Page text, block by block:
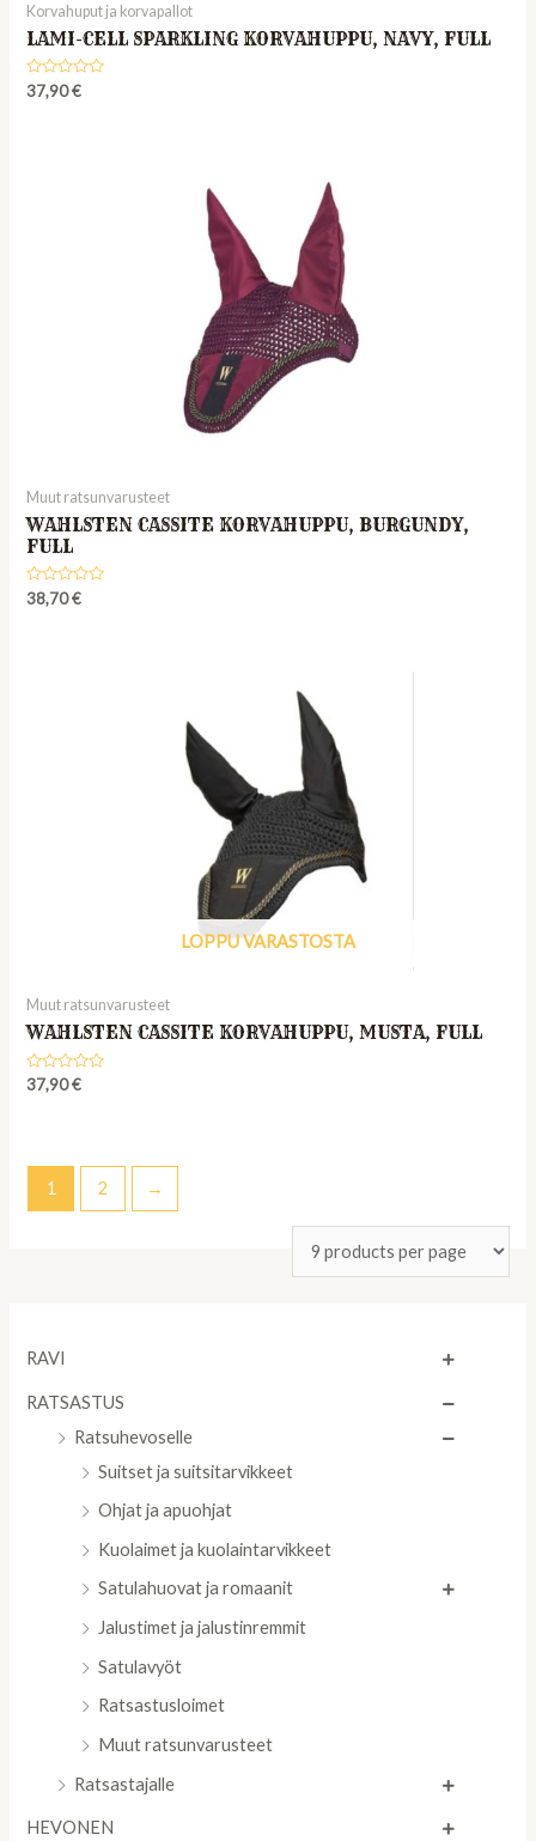
RAVI
RATSASTUS
Ratsuhevoselle
Suitset ja suitsitarvikkeet
Ohjat ja apuohjat
Kuolaimet ja kuolaintarvikkeet
Satulahuovat ja romaanit
Jalustimet ja jalustinremmit
Satulavyöt
Ratsastusloimet
Muut ratsunvarusteet
Ratsastajalle
HEVONEN
Korvahuput ja korvapallot
LAMI-CELL SPARKLING KORVAHUPPU, NAVY, FULL
Rated
0
37,90€
Muut ratsunvarusteet
WAHLSTEN CASSITE KORVAHUPPU, BURGUNDY,
FULL
Rated
38,70€
LOPPU VARASTOSTA
Muut ratsunvarusteet
WAHLSTEN CASSITE KORVAHUPPU, MUSTA, FULL
Rated
37,90€
1 2 →